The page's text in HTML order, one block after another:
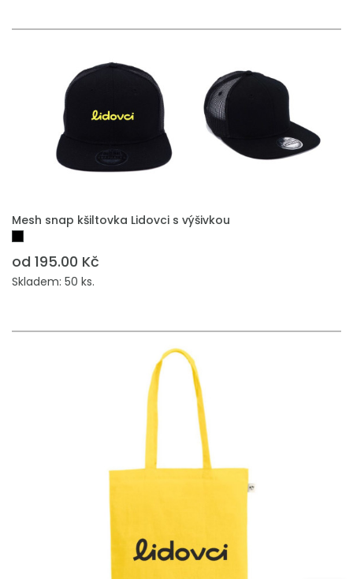
PŘIDAT DO POPTÁVKY
Mesh snap kšiltovka Lidovci s výšivkou
od 195.00 Kč
Skladem: 50 ks.